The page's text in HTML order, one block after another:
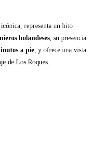
representa un hito
holandeses, su presencia
a pie, y ofrece una vista
de Los Roques.